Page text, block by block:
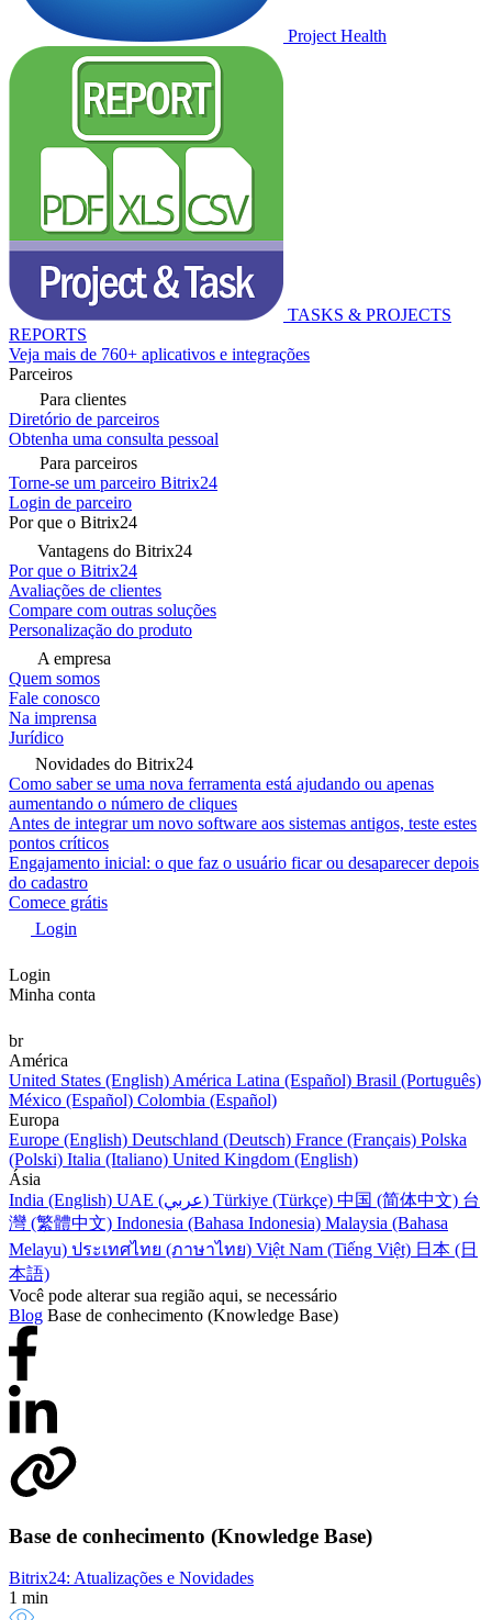
Project Health
TASKS & PROJECTS
REPORTS
Veja mais de 760+ aplicativos e integrações
Parceiros
Para clientes
Diretório de parceiros
Obtenha uma consulta pessoal
Para parceiros
Torne-se um parceiro Bitrix24
Login de parceiro
Por que o Bitrix24
Vantagens do Bitrix24
Por que o Bitrix24
Avaliações de clientes
Compare com outras soluções
Personalização do produto
A empresa
Quem somos
Fale conosco
Na imprensa
Jurídico
Novidades do Bitrix24
Como saber se uma nova ferramenta está ajudando ou apenas
aumentando o número de cliques
Antes de integrar um novo software aos sistemas antigos, teste estes
pontos críticos
Engajamento inicial: o que faz o usuário ficar ou desaparecer depois
do cadastro
Comece grátis
Login
Login
Minha conta
br
América
United States (English) América Latina (Español) Brasil (Português)
México (Español) Colombia (Español)
Europa
Europe (English) Deutschland (Deutsch) France (Français) Polska
(Polski) Italia (Italiano) United Kingdom (English)
Ásia
India (English)
UAE (عربي) Türkiye (Türkçe) 中国 (简体中文) 台
灣 (繁體中文) Indonesia (Bahasa Indonesia) Malaysia (Bahasa
Melayu) ประเทศไทย (ภาษาไทย) Việt Nam (Tiếng Việt) 日本 (日
本語)
Você pode alterar sua região aqui, se necessário
Blog Base de conhecimento (Knowledge Base)
Base de conhecimento (Knowledge Base)
Bitrix24: Atualizações e Novidades
1 min